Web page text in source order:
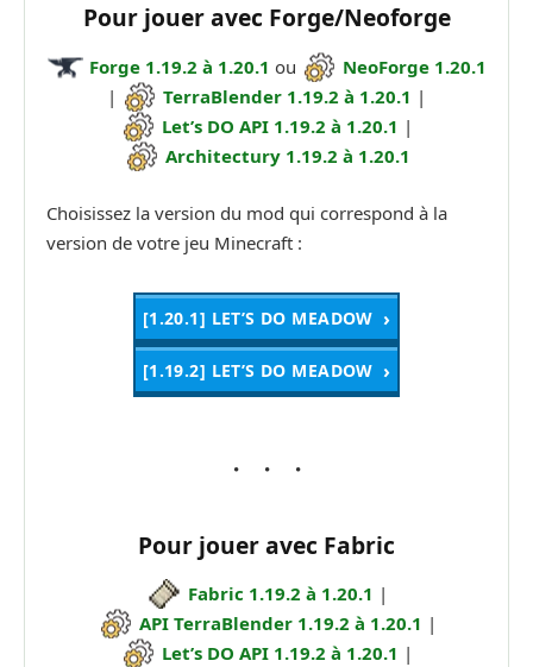
Pour jouer avec Forge/Neoforge
Forge 1.19.2 à 1.20.1 ou
NeoForge 1.20.1
|
TerraBlender 1.19.2 à 1.20.1 |
Let’s DO API 1.19.2 à 1.20.1 |
Architectury 1.19.2 à 1.20.1
Choisissez la version du mod qui correspond à la
version de votre jeu Minecraft :
[1.20.1] LET’S DO MEADOW
[1.19.2] LET’S DO MEADOW
Pour jouer avec Fabric
Fabric 1.19.2 à 1.20.1 |
API TerraBlender 1.19.2 à 1.20.1 |
Let’s DO API 1.19.2 à 1.20.1 |